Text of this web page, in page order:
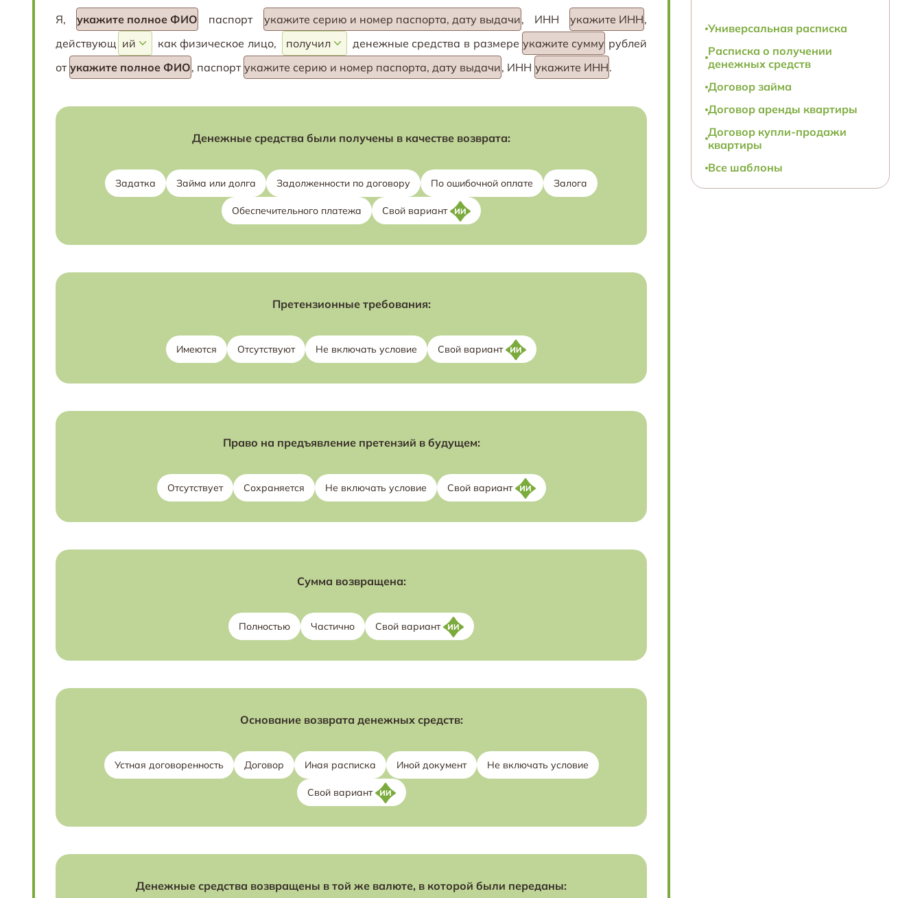
Универсальная расписка
Расписка о получении
денежных средств
Договор займа
Договор аренды квартиры
Договор купли-продажи
квартиры
Все шаблоны
Я, укажите полное ФИО паспорт укажите серию и номер паспорта, дату выдачи, ИНН укажите ИНН,
действующ
как физическое лицо, денежные средства в размере укажите сумму рублей
от укажите полное ФИО, паспорт укажите серию и номер паспорта, дату выдачи, ИНН укажите ИНН.
Денежные средства были получены в качестве возврата:
Задатка Займа или долга Задолженности по договору По ошибочной оплате Залога
Обеспечительного платежа Свой вариант
Претензионные требования:
Имеются Отсутствуют Не включать условие Свой вариант
Право на предъявление претензий в будущем:
Отсутствует Сохраняется Не включать условие Свой вариант
Сумма возвращена:
Полностью Частично Свой вариант
Основание возврата денежных средств:
Устная договоренность Договор Иная расписка Иной документ Не включать условие
Свой вариант
Денежные средства возвращены в той же валюте, в которой были переданы: